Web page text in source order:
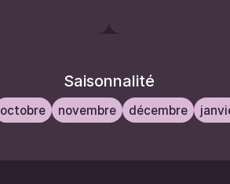
Saisonnalité
octobre novembre décembre